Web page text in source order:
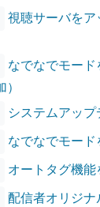
視聴サーバをア
なでなでモード
システムアッ
なでなでモード
オートタグ機能
配信者オリジナ